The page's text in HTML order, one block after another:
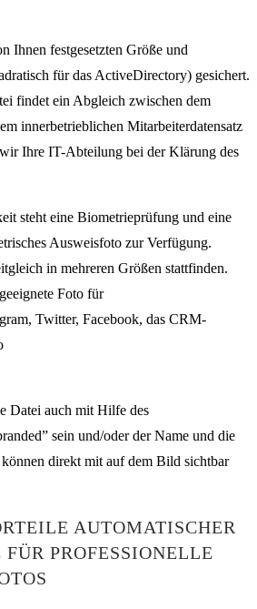
Ihnen festgesetzten Größe und
für das ActiveDirectory) gesichert.
findet ein Abgleich zwischen dem
innerbetrieblichen Mitarbeiterdatensatz
Ihre IT-Abteilung bei der Klärung des
steht eine Biometrieprüfung und eine
Ausweisfoto zur Verfügung.
in mehreren Größen stattfinden.
Foto für
Twitter, Facebook, das CRM-
Datei auch mit Hilfe des
sein und/oder der Name und die
direkt mit auf dem Bild sichtbar
AUTOMATISCHER
FÜR PROFESSIONELLE